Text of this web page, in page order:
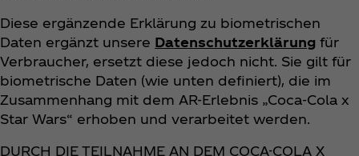
Diese ergänzende Erklärung zu biometrischen
Daten ergänzt unsere Datenschutzerklärung für
Verbraucher, ersetzt diese jedoch nicht. Sie gilt für
biometrische Daten (wie unten definiert), die im
Zusammenhang mit dem AR-Erlebnis „Coca‑Cola x
Star Wars“ erhoben und verarbeitet werden.
DURCH DIE TEILNAHME AN DEM COCA-COLA X